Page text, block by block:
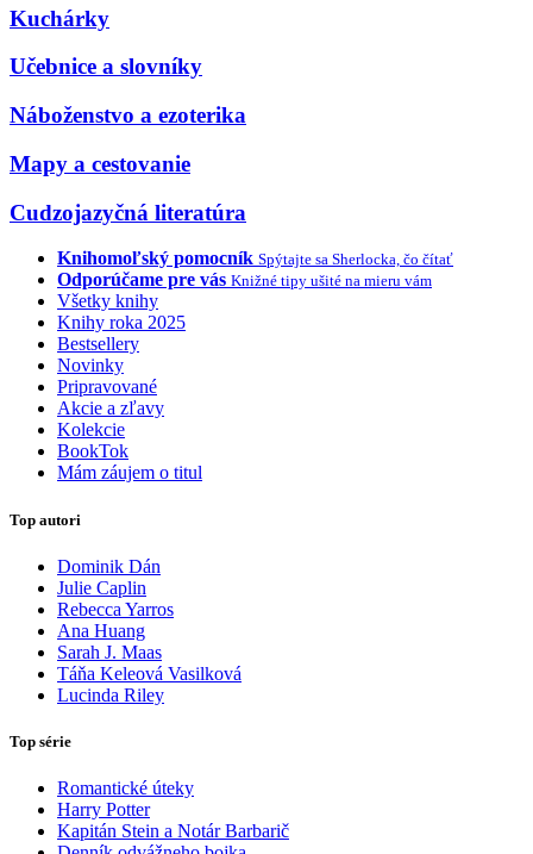
Kuchárky
Učebnice a slovníky
Náboženstvo a ezoterika
Mapy a cestovanie
Cudzojazyčná literatúra
Knihomoľský pomocník Spýtajte sa Sherlocka, čo čítať
Odporúčame pre vás Knižné tipy ušité na mieru vám
Všetky knihy
Knihy roka 2025
Bestsellery
Novinky
Pripravované
Akcie a zľavy
Kolekcie
BookTok
Mám záujem o titul
Top autori
Dominik Dán
Julie Caplin
Rebecca Yarros
Ana Huang
Sarah J. Maas
Táňa Keleová Vasilková
Lucinda Riley
Top série
Romantické úteky
Harry Potter
Kapitán Stein a Notár Barbarič